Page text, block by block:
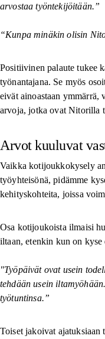
arvostaa työntekijöitään.”
“Kunpa minäkin olisin
Positiivinen palaute tukee
työnantajana. Se myös
eivät ainoastaan ymmärrä,
arvoja, jotka ovat Nitorilla
Arvot kuuluvat
Vaikka kotijoukkokysely
työyhteisönä, pidämme
kehityskohteita, joissa
Osa kotijoukoista ilmaisi
iltaan, etenkin kun on kyse
"Työpäivät ovat usein
tehdään usein
työtuntinsa.”
Toiset jakoivat ajatuksiaan